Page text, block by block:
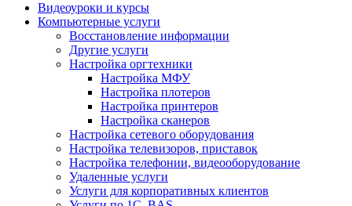
Видеоуроки и курсы
Компьютерные услуги
Восстановление информации
Другие услуги
Настройка оргтехники
Настройка МФУ
Настройка плотеров
Настройка принтеров
Настройка сканеров
Настройка сетевого оборудования
Настройка телевизоров, приставок
Настройка телефонии, видеооборудование
Удаленные услуги
Услуги для корпоративных клиентов